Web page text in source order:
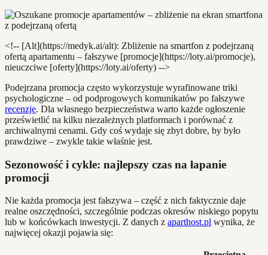
<!-- [Alt](https://medyk.ai/alt): Zbliżenie na smartfon z podejrzaną
ofertą apartamentu – fałszywe [promocje](https://loty.ai/promocje),
nieuczciwe [oferty](https://loty.ai/oferty) -->
Podejrzana promocja często wykorzystuje wyrafinowane triki
psychologiczne – od podprogowych komunikatów po fałszywe
recenzje. Dla własnego bezpieczeństwa warto każde ogłoszenie
prześwietlić na kilku niezależnych platformach i porównać z
archiwalnymi cenami. Gdy coś wydaje się zbyt dobre, by było
prawdziwe – zwykle takie właśnie jest.
Sezonowość i cykle: najlepszy czas na łapanie
promocji
Nie każda promocja jest fałszywa – część z nich faktycznie daje
realne oszczędności, szczególnie podczas okresów niskiego popytu
lub w końcówkach inwestycji. Z danych z aparthost.pl wynika, że
najwięcej okazji pojawia się: